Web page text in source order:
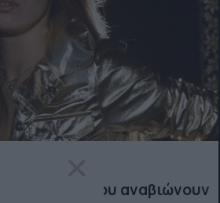
μπλούζες που αναβιώνουν